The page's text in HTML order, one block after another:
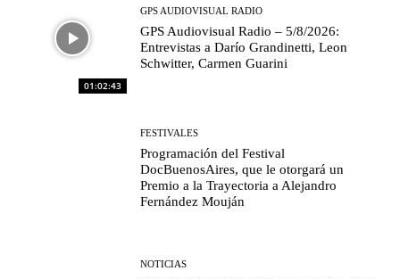
01:02:43
GPS AUDIOVISUAL RADIO
GPS Audiovisual Radio – 5/8/2026:
Entrevistas a Darío Grandinetti, Leon
Schwitter, Carmen Guarini
FESTIVALES
Programación del Festival
DocBuenosAires, que le otorgará un
Premio a la Trayectoria a Alejandro
Fernández Mouján
NOTICIAS